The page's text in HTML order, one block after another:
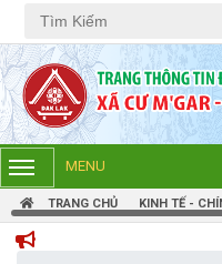
MENU
TRANG CHỦ KINH TẾ -
TRANG